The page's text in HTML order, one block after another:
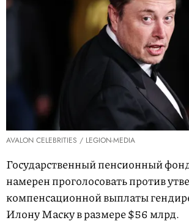
AVALON CELEBRITIES / LEGION-MEDIA
Государственный пенсионный
намерен проголосовать против
компенсационной выплаты
Илону Маску в размере $56 млрд.